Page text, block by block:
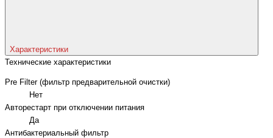
Характеристики
Технические характеристики
Pre Filter (фильтр предварительной очистки)
Нет
Авторестарт при отключении питания
Да
Антибактериальный фильтр